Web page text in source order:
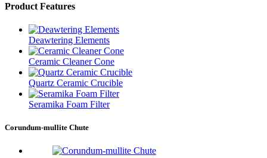
Product Features
Deawtering Elements
Ceramic Cleaner Cone
Quartz Ceramic Crucible
Seramika Foam Filter
Corundum-mullite Chute